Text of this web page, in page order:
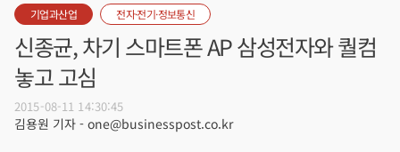
기업과산업 전자·전기·정보통신
신종균, 차기 스마트폰 AP 삼성전자와 퀄컴
놓고 고심
2015-08-11 14:30:45
김용원 기자 - one@businesspost.co.kr